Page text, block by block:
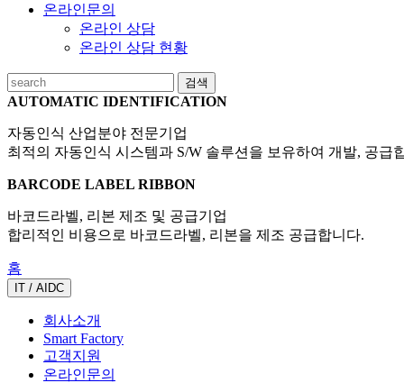
온라인문의
온라인 상담
온라인 상담 현황
검색
AUTOMATIC IDENTIFICATION
자동인식 산업분야 전문기업
최적의 자동인식 시스템과 S/W 솔루션을 보유하여 개발, 공급
BARCODE LABEL RIBBON
바코드라벨, 리본 제조 및 공급기업
합리적인 비용으로 바코드라벨, 리본을 제조 공급합니다.
홈
IT / AIDC
회사소개
Smart Factory
고객지원
온라인문의